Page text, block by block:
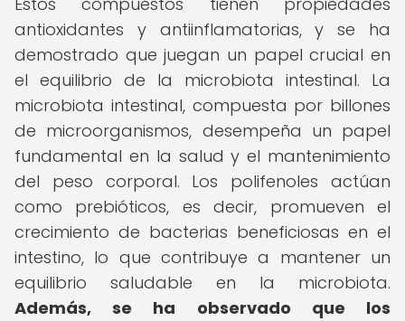
antioxidantes y antiinflamatorias, y se ha
demostrado que juegan un papel crucial en
el equilibrio de la microbiota intestinal. La
microbiota intestinal, compuesta por billones
de microorganismos, desempeña un papel
fundamental en la salud y el mantenimiento
del peso corporal. Los polifenoles actúan
como prebióticos, es decir, promueven el
crecimiento de bacterias beneficiosas en el
intestino, lo que contribuye a mantener un
equilibrio saludable en la microbiota.
Además, se ha observado que los